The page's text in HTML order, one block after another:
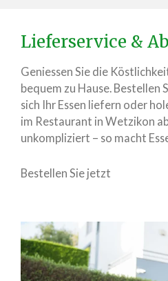
Lieferservice &
Geniessen Sie die
bequem zu Hause. Bestellen
sich Ihr Essen liefern oder
im Restaurant in Wetzikon
unkompliziert – so macht
Bestellen Sie jetzt